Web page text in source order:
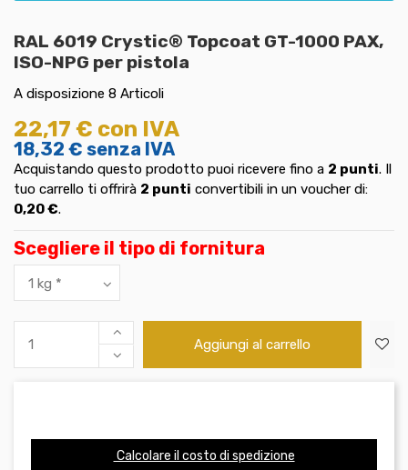
RAL 6019 Crystic® Topcoat GT-1000 PAX,
ISO-NPG per pistola
A disposizione 8 Articoli
22,17 € con IVA
18,32 € senza IVA
Acquistando questo prodotto puoi ricevere fino a 2 punti. Il
tuo carrello ti offrirà 2 punti convertibili in un voucher di:
0,20 €.
Scegliere il tipo di fornitura
Aggiungi al carrello
Calcolare il costo di spedizione